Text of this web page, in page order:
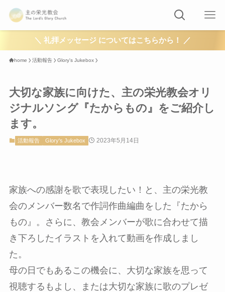
＼ 礼拝メッセージ についてはこちらから！ ／
home 活動報告 Glory's Jukebox
大切な家族に向けた、主の栄光教会オリ
ジナルソング『たからもの』をご紹介し
ます。
活動報告 Glory's Jukebox 2023年5月14日
家族への感謝を歌で表現したい！と、主の栄光教
会のメンバー数名で作詞作曲編曲をした『たから
もの』。さらに、教会メンバーが歌に合わせて描
き下ろしたイラストを入れて動画を作成しまし
た。
母の日でもあるこの機会に、大切な家族を思って
視聴するもよし、または大切な家族に歌のプレゼ